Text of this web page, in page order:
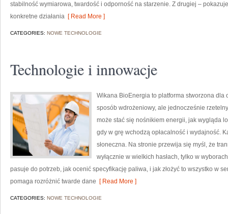
stabilność wymiarowa, twardość i odporność na starzenie. Z drugiej –
konkretne działania [ Read More ]
CATEGORIES: NOWE TECHNOLOGIE
Technologie i innowacje
Wikana BioEnergia to platforma stworzona
sposób wdrożeniowy, ale jednocześnie
może stać się nośnikiem energii, jak wygląda
gdy w grę wchodzą opłacalność i wydajność.
słoneczna. Na stronie przewija się myśl, że
wyłącznie w wielkich hasłach, tylko w
pasuje do potrzeb, jak ocenić specyfikację paliwa, i jak złożyć to wszystko w
pomaga rozróżnić twarde dane [ Read More ]
CATEGORIES: NOWE TECHNOLOGIE